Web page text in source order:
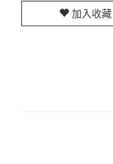
加入收藏